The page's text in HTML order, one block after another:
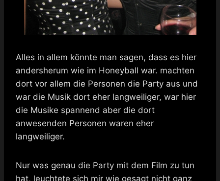
Alles in allem könnte man sagen, dass es hier
andersherum wie im Honeyball war. machten
dort vor allem die Personen die Party aus und
war die Musik dort eher langweiliger, war hier
die Musike spannend aber die dort
anwesenden Personen waren eher
langweiliger.
Nur was genau die Party mit dem Film zu tun
hat, leuchtete sich mir wie gesagt nicht ganz